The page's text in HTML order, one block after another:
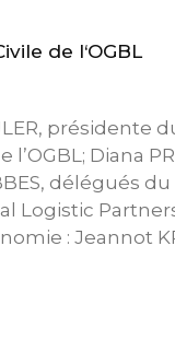
de l‘OGBL
présidente
Diana
délégués
Logistic
: Jeannot